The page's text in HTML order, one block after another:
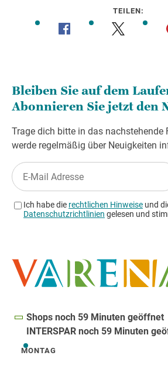
TEILEN:
Shops noch 59 Minuten geöffnet
INTERSPAR noch 59 Minuten
Montag
MONTAG